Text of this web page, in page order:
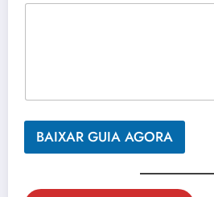
BAIXAR GUIA AGORA